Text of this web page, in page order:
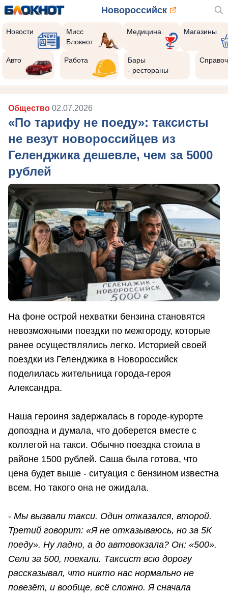
Новороссийск
Новости
Мисс
Блокнот
Медицина Магазины
Авто Работа
Бары
- рестораны
Общество 02.07.2026
«По тарифу не поеду»: таксисты
не везут новороссийцев из
Геленджика дешевле, чем за 5000
рублей
На фоне острой нехватки бензина становятся
невозможными поездки по межгороду, которые
ранее осуществлялись легко. Историей своей
поездки из Геленджика в Новороссийск
поделилась жительница города-героя
Александра.
Наша героиня задержалась в городе-курорте
допоздна и думала, что доберется вместе с
коллегой на такси. Обычно поездка стоила в
районе 1500 рублей. Саша была готова, что
цена будет выше - ситуация с бензином известна
всем. Но такого она не ожидала.
- Мы вызвали такси. Один отказался, второй.
Третий говорит: «Я не отказываюсь, но за 5К
поеду». Ну ладно, а до автовокзала? Он: «500».
Сели за 500, поехали. Таксист всю дорогу
рассказывал, что никто нас нормально не
повезёт, и вообще, всё сложно. Я сначала